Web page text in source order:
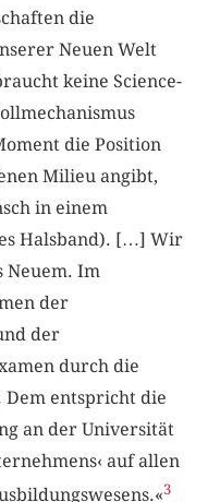
die
Neuen Welt
keine Science-
die Position
Milieu angibt,
in einem
Halsband). […] Wir
Neuem. Im
der
der
durch die
entspricht die
an der Universität
auf allen
3